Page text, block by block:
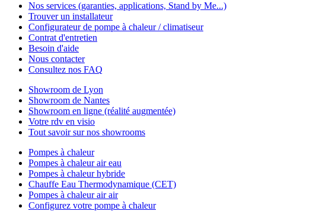
Nos services (garanties, applications, Stand by Me...)
Trouver un installateur
Configurateur de pompe à chaleur / climatiseur
Contrat d'entretien
Besoin d'aide
Nous contacter
Consultez nos FAQ
Showroom de Lyon
Showroom de Nantes
Showroom en ligne (réalité augmentée)
Votre rdv en visio
Tout savoir sur nos showrooms
Pompes à chaleur
Pompes à chaleur air eau
Pompes à chaleur hybride
Chauffe Eau Thermodynamique (CET)
Pompes à chaleur air air
Configurez votre pompe à chaleur